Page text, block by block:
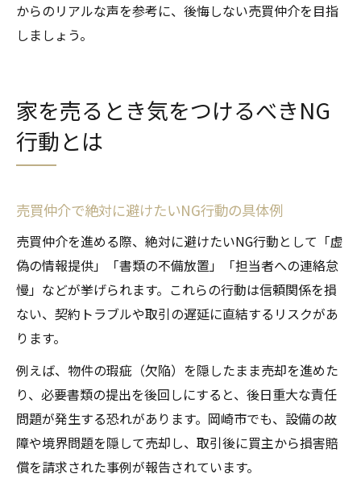
からのリアルな声を参考に、後悔しない売買仲介を目指
しましょう。
家を売るとき気をつけるべきNG
行動とは
売買仲介で絶対に避けたいNG行動の具体例
売買仲介を進める際、絶対に避けたいNG行動として「虚
偽の情報提供」「書類の不備放置」「担当者への連絡怠
慢」などが挙げられます。これらの行動は信頼関係を損
ない、契約トラブルや取引の遅延に直結するリスクがあ
ります。
例えば、物件の瑕疵（欠陥）を隠したまま売却を進めた
り、必要書類の提出を後回しにすると、後日重大な責任
問題が発生する恐れがあります。岡崎市でも、設備の故
障や境界問題を隠して売却し、取引後に買主から損害賠
償を請求された事例が報告されています。